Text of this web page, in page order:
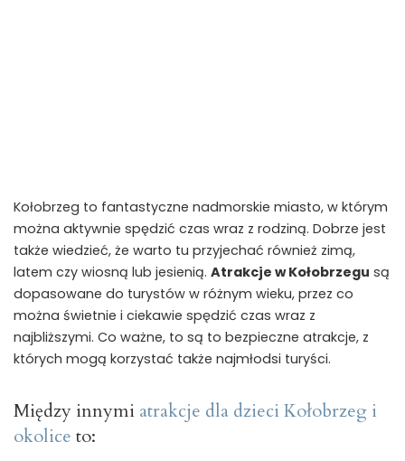
Kołobrzeg to fantastyczne nadmorskie miasto, w którym
można aktywnie spędzić czas wraz z rodziną. Dobrze jest
także wiedzieć, że warto tu przyjechać również zimą,
latem czy wiosną lub jesienią. Atrakcje w Kołobrzegu są
dopasowane do turystów w różnym wieku, przez co
można świetnie i ciekawie spędzić czas wraz z
najbliższymi. Co ważne, to są to bezpieczne atrakcje, z
których mogą korzystać także najmłodsi turyści.
Między innymi atrakcje dla dzieci Kołobrzeg i
okolice to: